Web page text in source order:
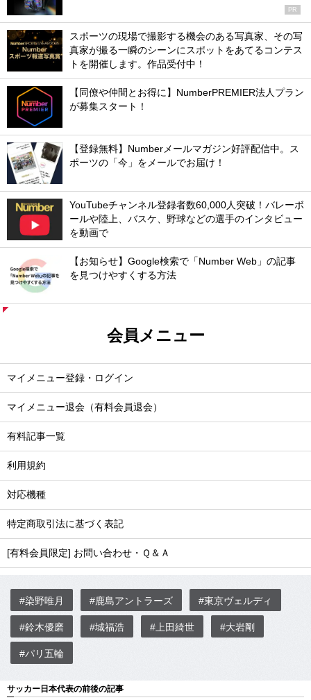
PR
スポーツの現場で撮影する機会のある写真家、その写
真家が撮る一瞬のシーンにスポットをあてるコンテス
トを開催します。作品受付中！
【同僚や仲間とお得に】NumberPREMIER法人プラン
が募集スタート！
【登録無料】Numberメールマガジン好評配信中。ス
ポーツの「今」をメールでお届け！
YouTubeチャンネル登録者数60,000人突破！バレーボ
ールや陸上、バスケ、野球などの選手のインタビュー
を動画で
【お知らせ】Google検索で「Number Web」の記事
を見つけやすくする方法
会員メニュー
マイメニュー登録・ログイン
マイメニュー退会（有料会員退会）
有料記事一覧
利用規約
対応機種
特定商取引法に基づく表記
[有料会員限定] お問い合わせ・Ｑ＆Ａ
#染野唯月 #鹿島アントラーズ #東京ヴェルディ
#鈴木優磨 #城福浩 #上田綺世 #大岩剛
#パリ五輪
サッカー日本代表の前後の記事